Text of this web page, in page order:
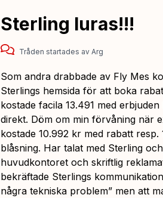
Sterling luras!!!
Tråden startades av Arg
Som andra drabbade av Fly Mes
Sterlings hemsida för att boka
kostade facila 13.491 med
direkt. Döm om min förvåning när
kostade 10.992 kr med rabatt
blåsning. Har talat med Sterling
huvudkontoret och skriftlig
bekräftade Sterlings
några tekniska problem” men att